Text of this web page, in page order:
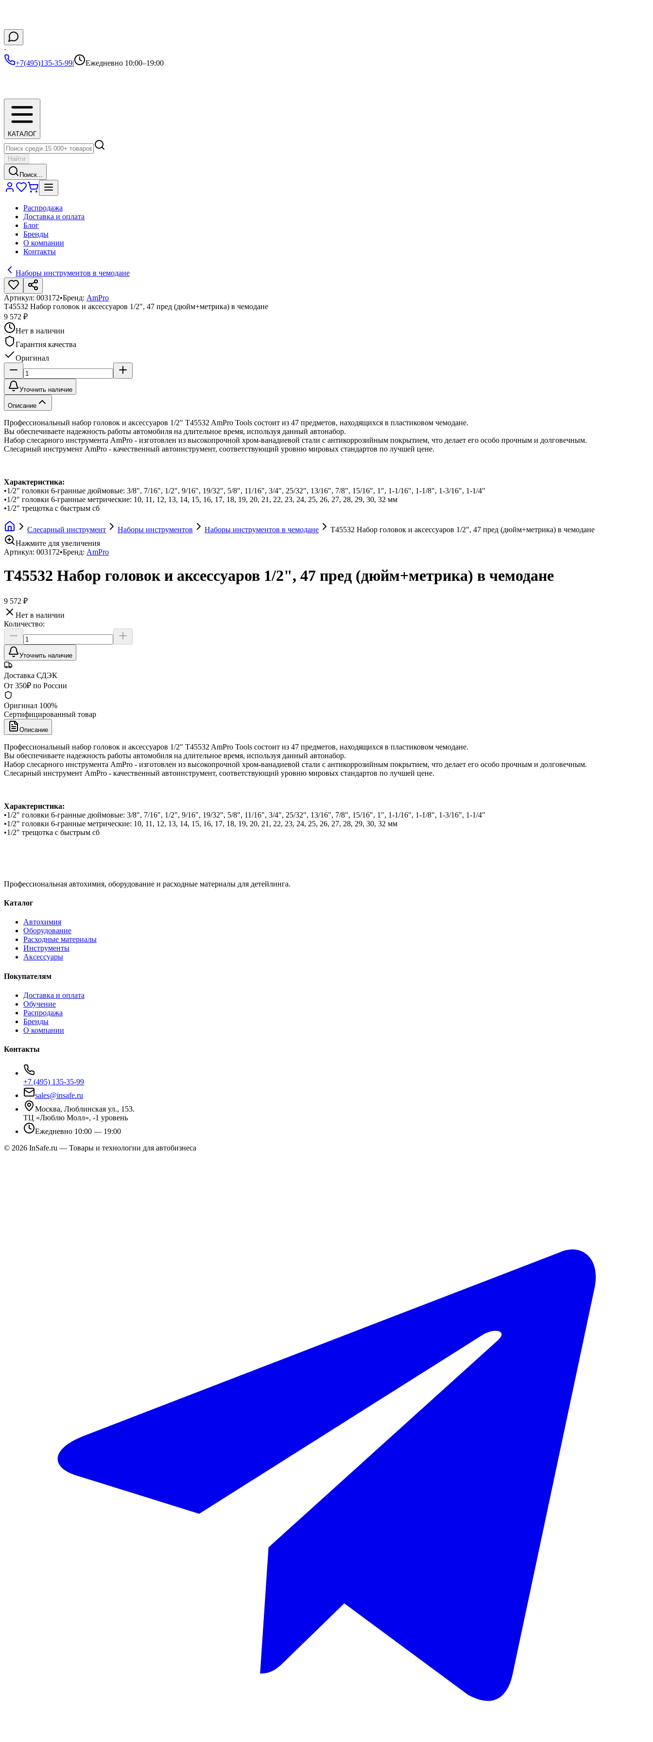
·
+7(495)135-35-99| Ежедневно 10:00–19:00
КАТАЛОГ
Найти
Поиск...
Распродажа
Доставка и оплата
Блог
Бренды
О компании
Контакты
Наборы инструментов в чемодане
Артикул: 003172•Бренд: AmPro
T45532 Набор головок и аксессуаров 1/2", 47 пред (дюйм+метрика) в чемодане
9 572 ₽
Нет в наличии
Гарантия качества
Оригинал
Уточнить наличие
Описание
Профессиональный набор головок и аксессуаров 1/2" T45532 AmPro Tools состоит из 47 предметов, находящихся в пластиковом чемодане.
Вы обеспечиваете надежность работы автомобиля на длительное время, используя данный автонабор.
Набор слесарного инструмента AmPro - изготовлен из высокопрочной хром-ванадиевой стали с антикоррозийным покрытием, что делает его особо прочным и долговечным.
Слесарный инструмент AmPro - качественный автоинструмент, соответствующий уровню мировых стандартов по лучшей цене.
Характеристика:
•1/2" головки 6-гранные дюймовые: 3/8", 7/16", 1/2", 9/16", 19/32", 5/8", 11/16", 3/4", 25/32", 13/16", 7/8", 15/16", 1", 1-1/16", 1-1/8", 1-3/16", 1-1/4"
•1/2" головки 6-гранные метрические: 10, 11, 12, 13, 14, 15, 16, 17, 18, 19, 20, 21, 22, 23, 24, 25, 26, 27, 28, 29, 30, 32 мм
•1/2" трещотка с быстрым сб
Слесарный инструмент Наборы инструментов Наборы инструментов в чемодане
T45532 Набор головок и аксессуаров 1/2", 47 пред (дюйм+метрика) в чемодане
Нажмите для увеличения
Артикул: 003172•Бренд: AmPro
T45532 Набор головок и аксессуаров 1/2", 47 пред (дюйм+метрика) в чемодане
9 572 ₽
Нет в наличии
Количество:
Уточнить наличие
Доставка СДЭК
От 350₽ по России
Оригинал 100%
Сертифицированный товар
Описание
Профессиональный набор головок и аксессуаров 1/2" T45532 AmPro Tools состоит из 47 предметов, находящихся в пластиковом чемодане.
Вы обеспечиваете надежность работы автомобиля на длительное время, используя данный автонабор.
Набор слесарного инструмента AmPro - изготовлен из высокопрочной хром-ванадиевой стали с антикоррозийным покрытием, что делает его особо прочным и долговечным.
Слесарный инструмент AmPro - качественный автоинструмент, соответствующий уровню мировых стандартов по лучшей цене.
Характеристика:
•1/2" головки 6-гранные дюймовые: 3/8", 7/16", 1/2", 9/16", 19/32", 5/8", 11/16", 3/4", 25/32", 13/16", 7/8", 15/16", 1", 1-1/16", 1-1/8", 1-3/16", 1-1/4"
•1/2" головки 6-гранные метрические: 10, 11, 12, 13, 14, 15, 16, 17, 18, 19, 20, 21, 22, 23, 24, 25, 26, 27, 28, 29, 30, 32 мм
•1/2" трещотка с быстрым сб
Профессиональная автохимия, оборудование и расходные материалы для детейлинга.
Каталог
Автохимия
Оборудование
Расходные материалы
Инструменты
Аксессуары
Покупателям
Доставка и оплата
Обучение
Распродажа
Бренды
О компании
Контакты
+7 (495) 135-35-99
sales@insafe.ru
Москва, Люблинская ул., 153.
ТЦ «Люблю Молл», -1 уровень
Ежедневно 10:00 — 19:00
© 2026 InSafe.ru — Товары и технологии для автобизнеса